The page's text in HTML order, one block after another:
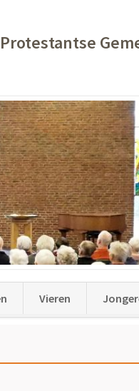
Vieren